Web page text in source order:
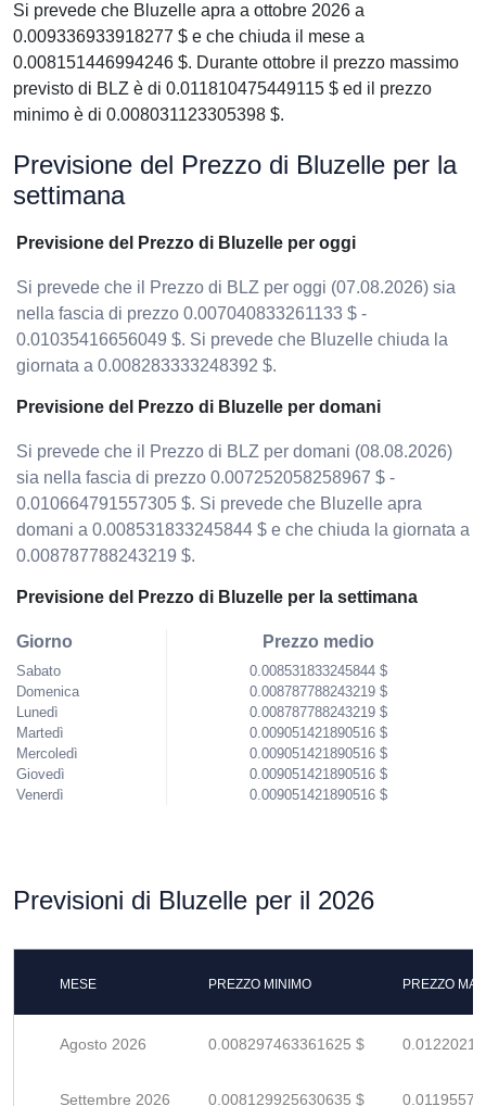
Si prevede che Bluzelle apra a ottobre 2026 a
0.009336933918277 $ e che chiuda il mese a
0.008151446994246 $. Durante ottobre il prezzo massimo
previsto di BLZ è di 0.011810475449115 $ ed il prezzo
minimo è di 0.008031123305398 $.
Previsione del Prezzo di Bluzelle per la
settimana
Previsione del Prezzo di Bluzelle per oggi
Si prevede che il Prezzo di BLZ per oggi (07.08.2026) sia
nella fascia di prezzo 0.007040833261133 $ -
0.01035416656049 $. Si prevede che Bluzelle chiuda la
giornata a 0.008283333248392 $.
Previsione del Prezzo di Bluzelle per domani
Si prevede che il Prezzo di BLZ per domani (08.08.2026)
sia nella fascia di prezzo 0.007252058258967 $ -
0.010664791557305 $. Si prevede che Bluzelle apra
domani a 0.008531833245844 $ e che chiuda la giornata a
0.008787788243219 $.
Previsione del Prezzo di Bluzelle per la settimana
Giorno
Sabato
Domenica
Lunedì
Martedì
Mercoledì
Giovedì
Venerdì
Prezzo medio
0.008531833245844 $
0.008787788243219 $
0.008787788243219 $
0.009051421890516 $
0.009051421890516 $
0.009051421890516 $
0.009051421890516 $
Previsioni di Bluzelle per il 2026
MESE PREZZO MINIMO PREZZO
Agosto 2026 0.008297463361625 $
Settembre 2026 0.008129925630635 $